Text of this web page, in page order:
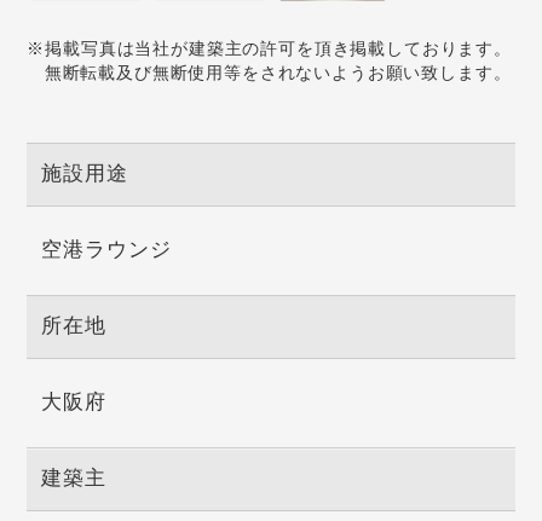
※掲載写真は当社が建築主の許可を頂き掲載しております。
無断転載及び無断使用等をされないようお願い致します。
施設用途
空港ラウンジ
所在地
大阪府
建築主